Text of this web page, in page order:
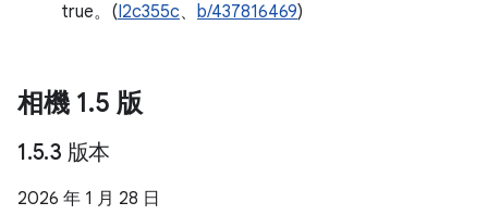
true。(I2c355c、 b/437816469)
相機 1.5 版
1.5.3 版本
2026 年 1 月 28 日